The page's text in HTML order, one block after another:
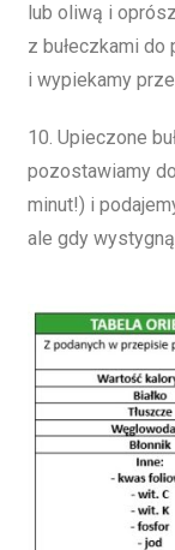
lub oliwą i
z bułeczkami
i wypiekamy
10. Upieczone
pozostawiamy
minut!) i
ale gdy